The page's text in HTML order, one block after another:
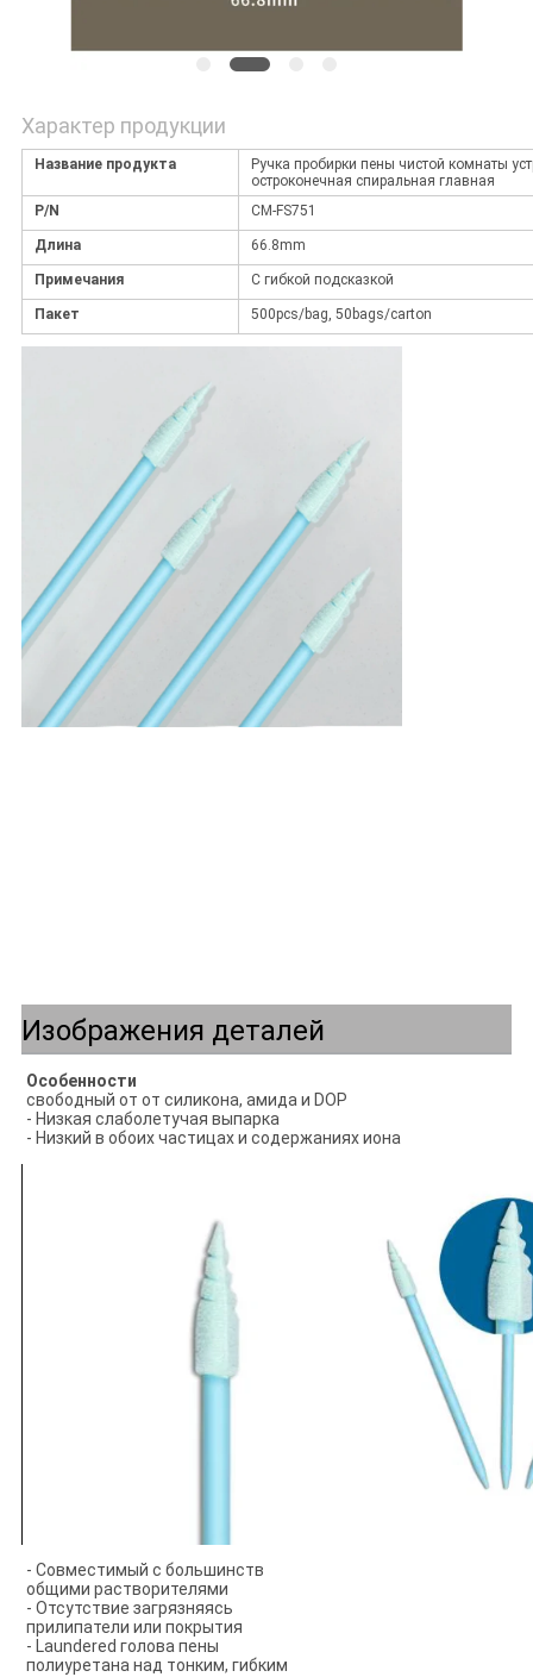
Характер продукции
Название продукта
Ручка пробирки пены чистой комнаты
остроконечная спиральная главная
P/N
CM-FS751
Длина 66.8mm
Примечания С гибкой подсказкой
Пакет 500pcs/bag, 50bags/carton
Изображения деталей
Особенности
свободный от от силикона, амида и DOP
- Низкая слаболетучая выпарка
- Низкий в обоих частицах и содержаниях иона
- Совместимый с большинств
общими растворителями
- Отсутствие загрязняясь
прилипатели или покрытия
- Laundered голова пены
полиуретана над тонким, гибким